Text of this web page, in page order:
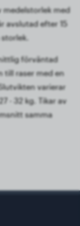
medelstorlek med
avslutad efter 15
förväntad
till raser med en
varierar
- 32 kg. Tikar av
samma